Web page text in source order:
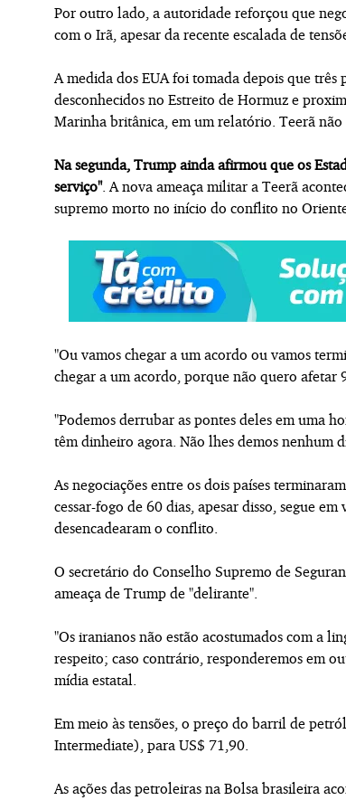
Por outro lado, a autoridade reforçou que
com o Irã, apesar da recente escalada de
A medida dos EUA foi tomada depois que
desconhecidos no Estreito de Hormuz e
Marinha britânica, em um relatório. Teerã
Na segunda, Trump ainda afirmou que os
serviço". A nova ameaça militar a Teerã
supremo morto no início do conflito no
"Ou vamos chegar a um acordo ou vamos
chegar a um acordo, porque não quero afetar
"Podemos derrubar as pontes deles em uma
têm dinheiro agora. Não lhes demos nenhum
As negociações entre os dois países
cessar-fogo de 60 dias, apesar disso, segue
desencadearam o conflito.
O secretário do Conselho Supremo de
ameaça de Trump de "delirante".
"Os iranianos não estão acostumados com a
respeito; caso contrário, responderemos em
mídia estatal.
Em meio às tensões, o preço do barril de
Intermediate), para US$ 71,90.
As ações das petroleiras na Bolsa brasileira